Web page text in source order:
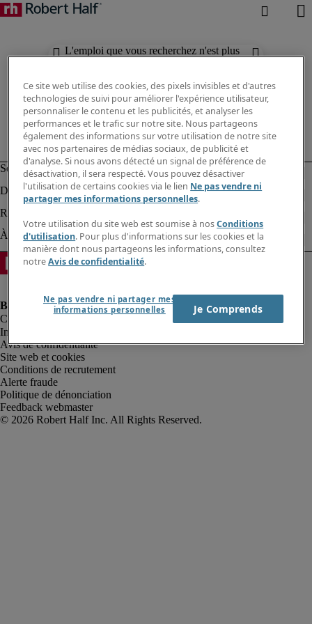
L'emploi que vous recherchez n'est plus
Informations sur la société
Avis de confidentialité
Site web et cookies
Conditions de recrutement
Alerte fraude
Politique de dénonciation
Feedback webmaster
Ce site web utilise des cookies, des pixels invisibles et d'autres
technologies de suivi pour améliorer l'expérience utilisateur,
personnaliser le contenu et les publicités, et analyser les
performances et le trafic sur notre site. Nous partageons
également des informations sur votre utilisation de notre site
avec nos partenaires de médias sociaux, de publicité et
d'analyse. Si nous avons détecté un signal de préférence de
désactivation, il sera respecté. Vous pouvez désactiver
l'utilisation de certains cookies via le lien Ne pas vendre ni
partager mes informations personnelles.
Votre utilisation du site web est soumise à nosConditions
d'utilisation. Pour plus d'informations sur les cookies et la
manière dont nous partageons les informations, consultez
notreAvis de confidentialité.
Ne pas vendre ni partager mes
informations personnelles
Je Comprends